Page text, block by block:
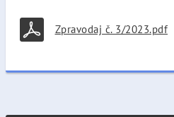
Zpravodaj č. 3/2023.pdf